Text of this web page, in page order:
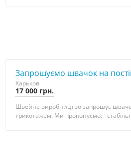
Запрошуємо швачок на
Харьков
17 000 грн.
Швейне виробництво запрошує
трикотажем. Ми пропонуємо: -